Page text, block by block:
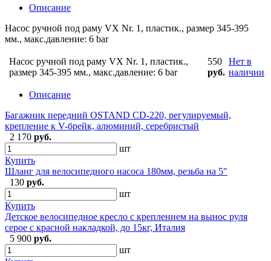
Описание
Насос ручной под раму VX Nr. 1, пластик., размер 345-395
мм., макс.давление: 6 bar
Насос ручной под раму VX Nr. 1, пластик.,
размер 345-395 мм., макс.давление: 6 bar
550
руб.
Нет в
наличии
Описание
Багажник передний OSTAND CD-220, регулируемый,
крепление к V-брейк, алюминий, серебристый
2 170 руб.
шт
Купить
Шланг для велосипедного насоса 180мм, резьба на 5"
130 руб.
шт
Купить
Детское велосипедное кресло с креплением на вынос руля
серое с красной накладкой, до 15кг, Италия
5 900 руб.
шт